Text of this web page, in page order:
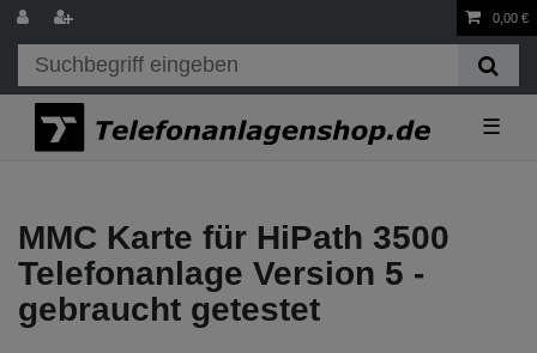
0,00 €
☰
MMC Karte für HiPath 3500
Telefonanlage Version 5 -
gebraucht getestet